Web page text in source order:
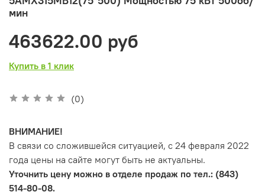
мин
(0)
463622.00 руб
Купить в 1 клик
ВНИМАНИЕ!
В связи со сложившейся ситуацией, с 24 февраля 2022
года цены на сайте могут быть не актуальны.
Уточнить цену можно в отделе продаж по тел.: (843)
514-80-08.